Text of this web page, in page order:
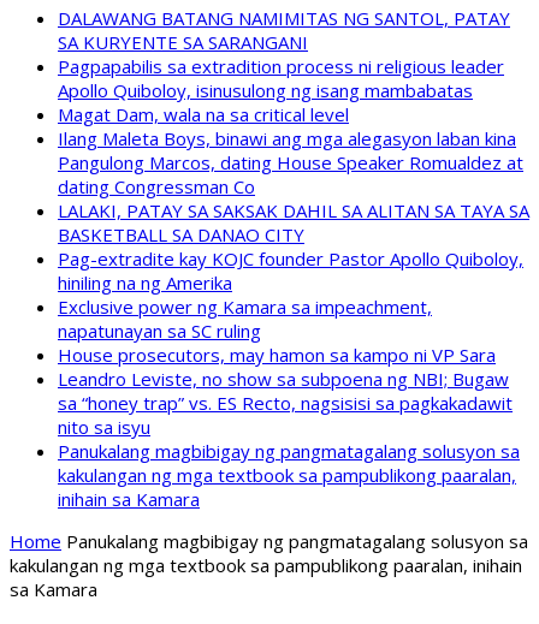
DALAWANG BATANG NAMIMITAS NG SANTOL, PATAY
SA KURYENTE SA SARANGANI
Pagpapabilis sa extradition process ni religious leader
Apollo Quiboloy, isinusulong ng isang mambabatas
Magat Dam, wala na sa critical level
Ilang Maleta Boys, binawi ang mga alegasyon laban kina
Pangulong Marcos, dating House Speaker Romualdez at
dating Congressman Co
LALAKI, PATAY SA SAKSAK DAHIL SA ALITAN SA TAYA SA
BASKETBALL SA DANAO CITY
Pag-extradite kay KOJC founder Pastor Apollo Quiboloy,
hiniling na ng Amerika
Exclusive power ng Kamara sa impeachment,
napatunayan sa SC ruling
House prosecutors, may hamon sa kampo ni VP Sara
Leandro Leviste, no show sa subpoena ng NBI; Bugaw
sa “honey trap” vs. ES Recto, nagsisisi sa pagkakadawit
nito sa isyu
Panukalang magbibigay ng pangmatagalang solusyon sa
kakulangan ng mga textbook sa pampublikong paaralan,
inihain sa Kamara
Home Panukalang magbibigay ng pangmatagalang solusyon sa
kakulangan ng mga textbook sa pampublikong paaralan, inihain
sa Kamara